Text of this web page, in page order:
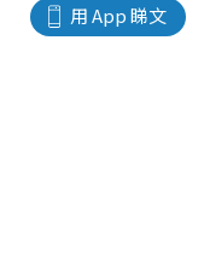
用 App 睇文